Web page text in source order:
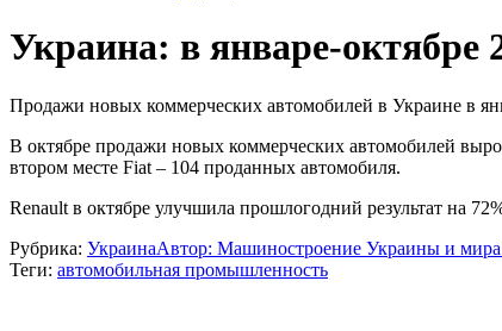
Украина: в январе-октябре
Продажи новых коммерческих автомобилей в Украине в
В октябре продажи новых коммерческих автомобилей
втором месте Fiat – 104 проданных автомобиля.
Renault в октябре улучшила прошлогодний результат на
Рубрика: УкраинаАвтор: Машиностроение Украины и мира
Теги: автомобильная промышленность